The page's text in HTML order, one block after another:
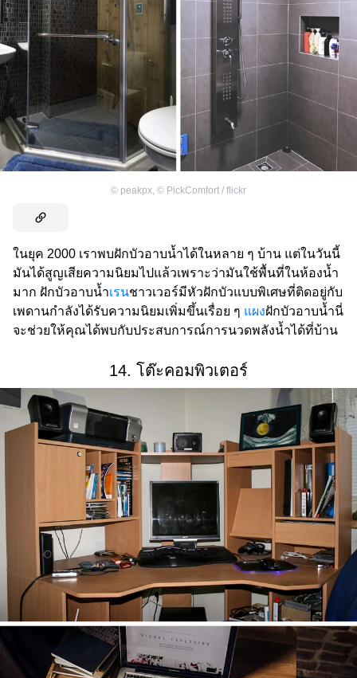
© peakpx, © PickComfort / flickr
ในยุค 2000 เราพบฝักบัวอาบน้ำได้ในหลาย ๆ บ้าน แต่ในวันนี้
มันได้สูญเสียความนิยมไปแล้วเพราะว่ามันใช้พื้นที่ในห้องน้ำ
มาก ฝักบัวอาบน้ำเรนชาวเวอร์มีหัวฝักบัวแบบพิเศษที่ติดอยู่กับ
เพดานกำลังได้รับความนิยมเพิ่มขึ้นเรื่อย ๆ แผงฝักบัวอาบน้ำนี่
จะช่วยให้คุณได้พบกับประสบการณ์การนวดพลังน้ำได้ที่บ้าน
14. โต๊ะคอมพิวเตอร์